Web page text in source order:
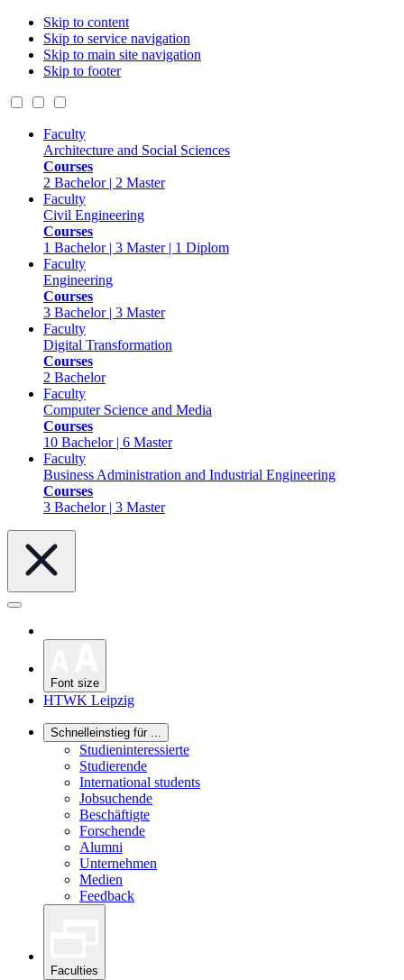
Skip to content
Skip to service navigation
Skip to main site navigation
Skip to footer
Faculty
Architecture and Social Sciences
Courses
2 Bachelor | 2 Master
Faculty
Civil Engineering
Courses
1 Bachelor | 3 Master | 1 Diplom
Faculty
Engineering
Courses
3 Bachelor | 3 Master
Faculty
Digital Transformation
Courses
2 Bachelor
Faculty
Computer Science and Media
Courses
10 Bachelor | 6 Master
Faculty
Business Administration and Industrial Engineering
Courses
3 Bachelor | 3 Master
Font size
HTWK Leipzig
Schnelleinstieg für ...
Studieninteressierte
Studierende
International students
Jobsuchende
Beschäftigte
Forschende
Alumni
Unternehmen
Medien
Feedback
Faculties